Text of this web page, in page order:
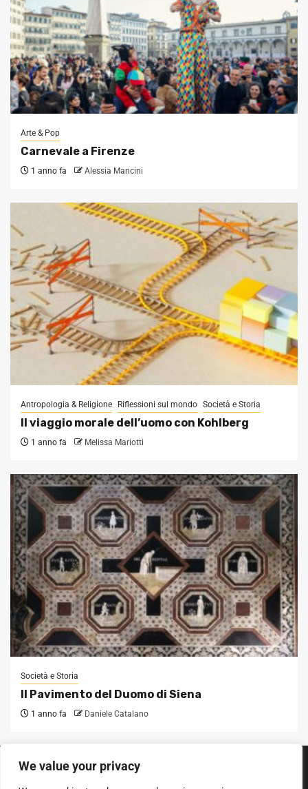
We value your privacy
Arte & Pop
Carnevale a Firenze
1 anno fa Alessia Mancini
Antropologia & Religione Riflessioni sul mondo Società e Storia
Il viaggio morale dell’uomo con Kohlberg
1 anno fa Melissa Mariotti
Società e Storia
Il Pavimento del Duomo di Siena
1 anno fa Daniele Catalano
SEGUICI SUI SOCIAL